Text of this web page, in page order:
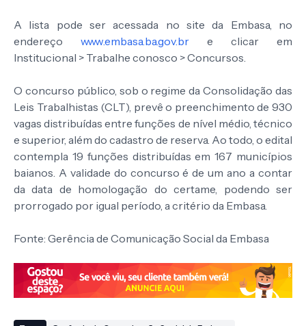
A lista pode ser acessada no site da Embasa, no
endereço www.embasa.ba.gov.br e clicar em
Institucional > Trabalhe conosco > Concursos.
O concurso público, sob o regime da Consolidação das
Leis Trabalhistas (CLT), prevê o preenchimento de 930
vagas distribuídas entre funções de nível médio, técnico
e superior, além do cadastro de reserva. Ao todo, o edital
contempla 19 funções distribuídas em 167 municípios
baianos. A validade do concurso é de um ano a contar
da data de homologação do certame, podendo ser
prorrogado por igual período, a critério da Embasa.
Fonte: Gerência de Comunicação Social da Embasa